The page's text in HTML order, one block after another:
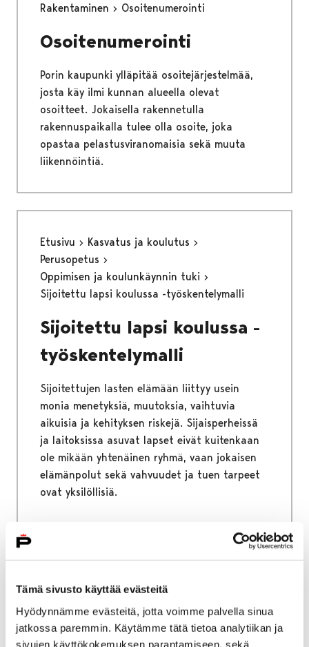
Tämä sivusto käyttää evästeitä
Hyödynnämme evästeitä, jotta voimme palvella sinua
jatkossa paremmin. Käytämme tätä tietoa analytiikan ja
sivujen käyttökokemuksen parantamiseen, sekä
Rakentaminen
Osoitenumerointi
Osoitenumerointi
Porin kaupunki ylläpitää osoitejärjestelmää,
josta käy ilmi kunnan alueella olevat
osoitteet. Jokaisella rakennetulla
rakennuspaikalla tulee olla osoite, joka
opastaa pelastusviranomaisia sekä muuta
liikennöintiä.
Etusivu
Kasvatus ja koulutus
Perusopetus
Oppimisen ja koulunkäynnin tuki
Sijoitettu lapsi koulussa -työskentelymalli
Sijoitettu lapsi koulussa -
työskentelymalli
Sijoitettujen lasten elämään liittyy usein
monia menetyksiä, muutoksia, vaihtuvia
aikuisia ja kehityksen riskejä. Sijaisperheissä
ja laitoksissa asuvat lapset eivät kuitenkaan
ole mikään yhtenäinen ryhmä, vaan jokaisen
elämänpolut sekä vahvuudet ja tuen tarpeet
ovat yksilöllisiä.
Löytöeläimet
Löytöeläimet